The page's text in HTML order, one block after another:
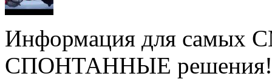
Информация для
СПОНТАННЫЕ решения!